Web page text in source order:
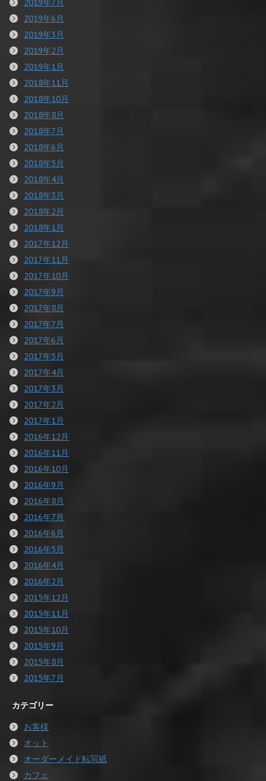
2019年7月
2019年6月
2019年3月
2019年2月
2019年1月
2018年11月
2018年10月
2018年8月
2018年7月
2018年6月
2018年5月
2018年4月
2018年3月
2018年2月
2018年1月
2017年12月
2017年11月
2017年10月
2017年9月
2017年8月
2017年7月
2017年6月
2017年5月
2017年4月
2017年3月
2017年2月
2017年1月
2016年12月
2016年11月
2016年10月
2016年9月
2016年8月
2016年7月
2016年6月
2016年5月
2016年4月
2016年2月
2015年12月
2015年11月
2015年10月
2015年9月
2015年8月
2015年7月
カテゴリー
お客様
オット
オーダーメイド転写紙
カフェ